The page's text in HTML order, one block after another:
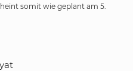
somit wie geplant am 5.